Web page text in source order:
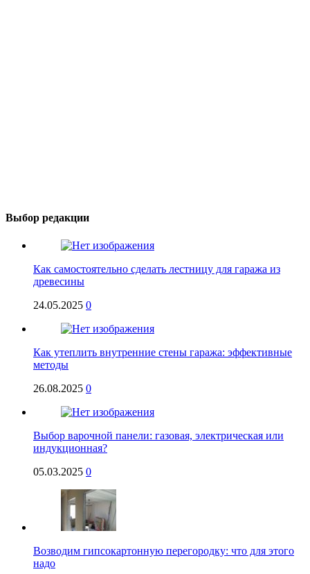
Выбор редакции
Как самостоятельно сделать лестницу для гаража из
древесины
24.05.2025 0
Как утеплить внутренние стены гаража: эффективные
методы
26.08.2025 0
Выбор варочной панели: газовая, электрическая или
индукционная?
05.03.2025 0
Возводим гипсокартонную перегородку: что для этого
надо